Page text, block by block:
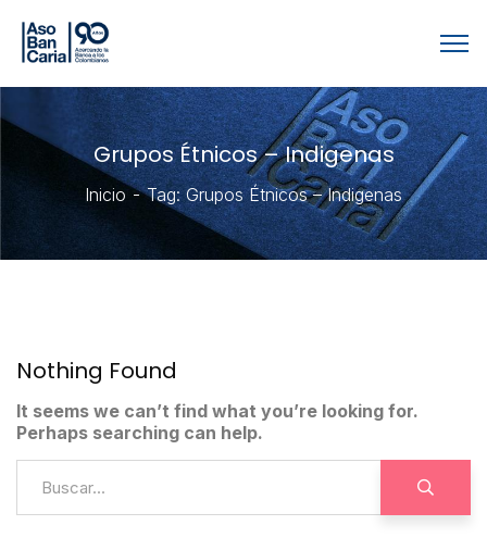
Grupos Étnicos – Indigenas
Inicio Tag: Grupos Étnicos – Indigenas
Nothing Found
It seems we can’t find what you’re looking for.
Perhaps searching can help.